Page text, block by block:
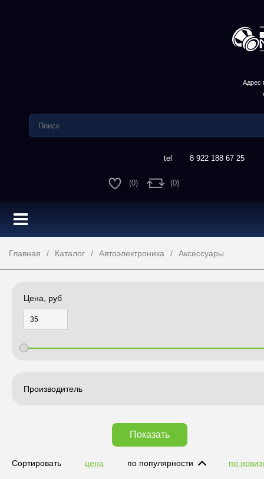
Адрес
8 922 188 67 25
(0) (0)
Главная Каталог Автоэлектроника Аксессуары
Цена, руб
Производитель
Показать
Сортировать цена по популярности по